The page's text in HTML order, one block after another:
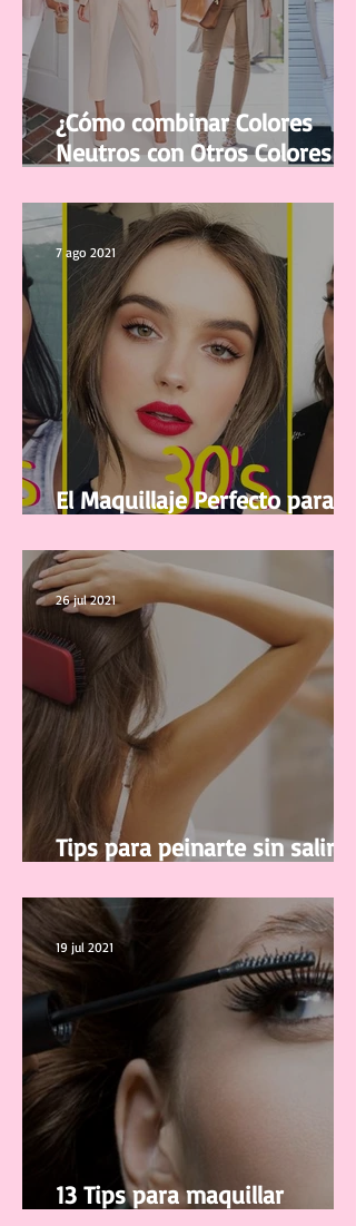
¿Cómo combinar Colores
Neutros con Otros Colores en
El Maquillaje Perfecto para tu
7 ago 2021
Tips para peinarte sin salir de
26 jul 2021
13 Tips para maquillar
19 jul 2021